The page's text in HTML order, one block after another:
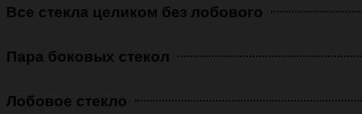
Все стекла целиком без лобового
Пара боковых стекол
Лобовое стекло